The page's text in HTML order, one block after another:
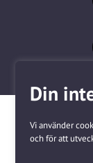
Din
Vi använder
och för att